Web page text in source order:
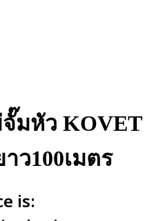
มหัว KOVET
ว100เมตร
is: